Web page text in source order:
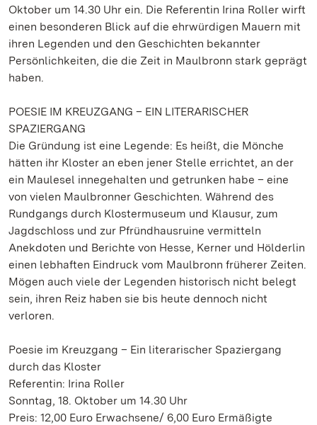
Oktober um 14.30 Uhr ein. Die Referentin Irina Roller wirft
einen besonderen Blick auf die ehrwürdigen Mauern mit
ihren Legenden und den Geschichten bekannter
Persönlichkeiten, die die Zeit in Maulbronn stark geprägt
haben.
POESIE IM KREUZGANG – EIN LITERARISCHER
SPAZIERGANG
Die Gründung ist eine Legende: Es heißt, die Mönche
hätten ihr Kloster an eben jener Stelle errichtet, an der
ein Maulesel innegehalten und getrunken habe – eine
von vielen Maulbronner Geschichten. Während des
Rundgangs durch Klostermuseum und Klausur, zum
Jagdschloss und zur Pfründhausruine vermitteln
Anekdoten und Berichte von Hesse, Kerner und Hölderlin
einen lebhaften Eindruck vom Maulbronn früherer Zeiten.
Mögen auch viele der Legenden historisch nicht belegt
sein, ihren Reiz haben sie bis heute dennoch nicht
verloren.
Poesie im Kreuzgang – Ein literarischer Spaziergang
durch das Kloster
Referentin: Irina Roller
Sonntag, 18. Oktober um 14.30 Uhr
Preis: 12,00 Euro Erwachsene/ 6,00 Euro Ermäßigte